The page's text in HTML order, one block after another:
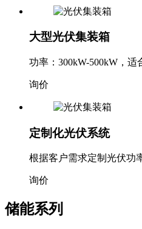
大型光伏集装箱
功率：300kW-500kW，适
询价
定制化光伏系统
根据客户需求定制光伏功
询价
储能系列